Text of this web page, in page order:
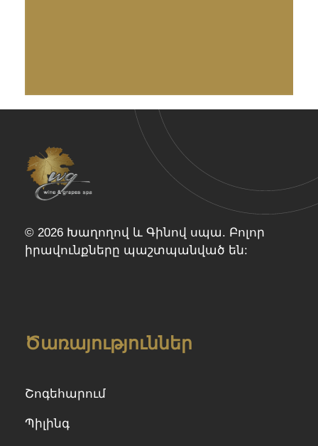
© 2026 Խաղողով և Գինով սպա. Բոլոր
իրավունքները պաշտպանված են:
Ծառայություններ
Շոգեհարում
Պիլինգ